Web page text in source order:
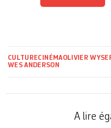
CULTURECINÉMAOLIVIER
WES ANDERSON
A lire